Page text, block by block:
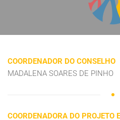
COORDENADOR DO CONSELHO
MADALENA SOARES DE PINHO
COORDENADORA DO PROJETO